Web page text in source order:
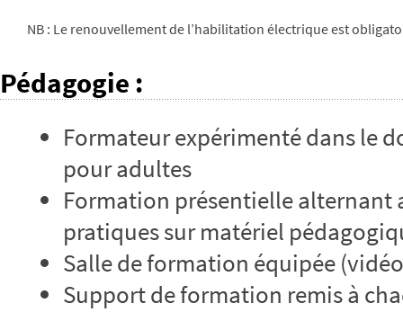
NB : Le renouvellement de l’habilitation électrique est
Pédagogie :
Formateur expérimenté dans le
pour adultes
Formation présentielle alternant
pratiques sur matériel
Salle de formation équipée
Support de formation remis à